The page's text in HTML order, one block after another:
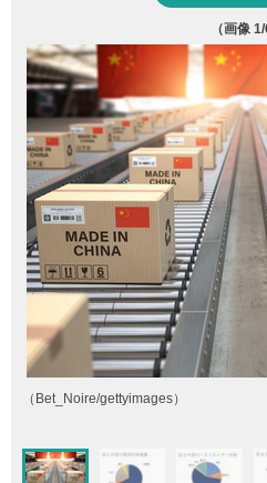
（画像 1/
（Bet_Noire/gettyimages）